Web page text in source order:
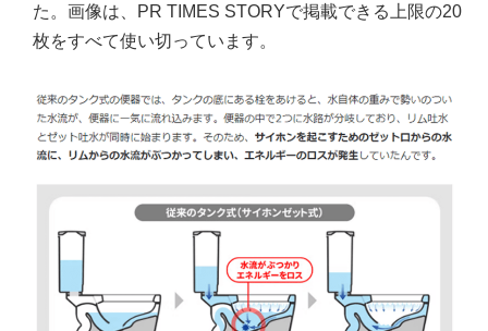
た。画像は、PR TIMES STORYで掲載できる上限の20
枚をすべて使い切っています。